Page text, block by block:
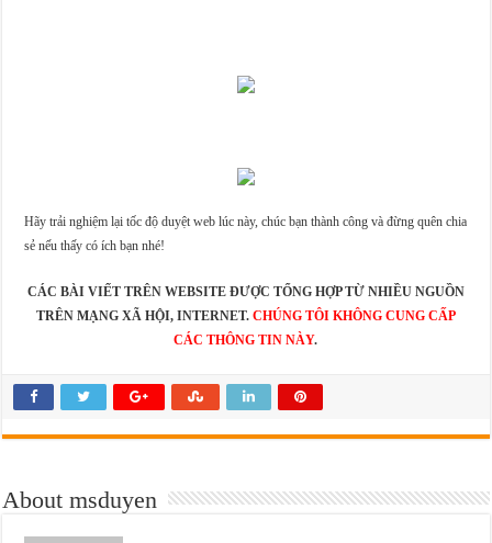
Hãy trải nghiệm lại tốc độ duyệt web lúc này, chúc bạn thành công và đừng quên chia
sẻ nếu thấy có ích bạn nhé!
CÁC BÀI VIẾT TRÊN WEBSITE ĐƯỢC TỔNG HỢP TỪ NHIỀU NGUỒN
TRÊN MẠNG XÃ HỘI, INTERNET. CHÚNG TÔI KHÔNG CUNG CẤP
CÁC THÔNG TIN NÀY.
About msduyen